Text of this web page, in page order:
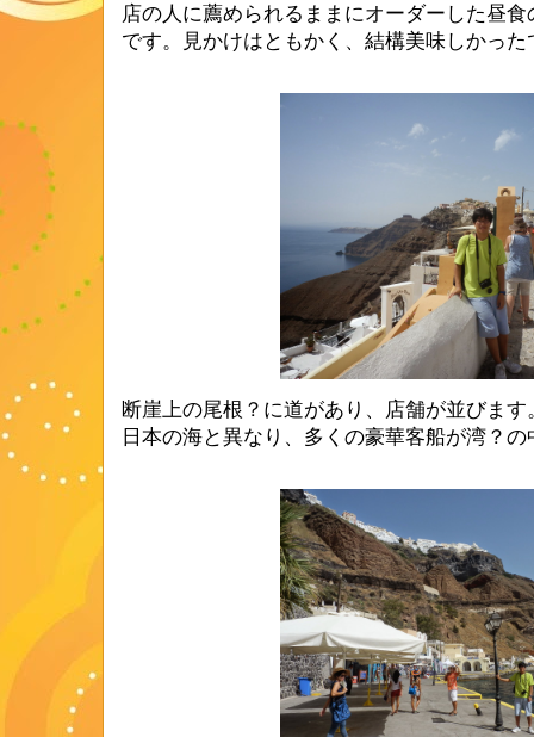
店の人に薦められるままにオーダーした昼
です。見かけはともかく、結構美味しかった
断崖上の尾根？に道があり、店舗が並びま
日本の海と異なり、多くの豪華客船が湾？